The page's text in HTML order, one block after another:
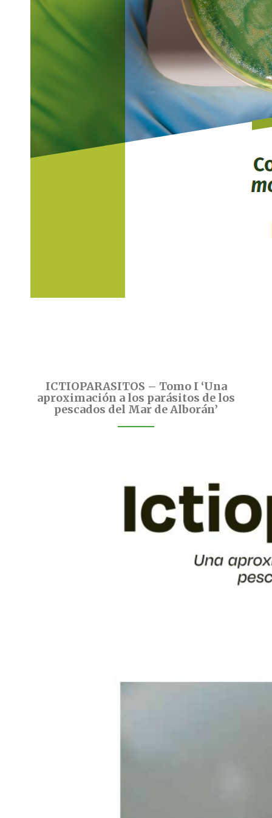
ICTIOPARASITOS – Tomo I ‘Una
aproximación a los parásitos de los
pescados del Mar de Alborán’